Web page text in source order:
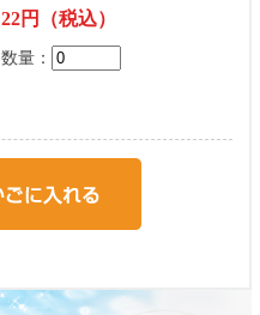
22円（税込）
数量：